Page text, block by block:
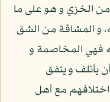
من الخزي و هو على ما
و المشاقة من الشق
فهي المخاصمة و
يأتلف و يتفق
مع أهل